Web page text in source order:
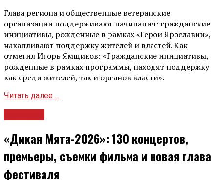
Глава региона и общественные ветеранские
организации поддерживают начинания: гражданские
инициативы, рожденные в рамках «Герои Ярославии»,
накапливают поддержку жителей и властей. Как
отметил Игорь Ямщиков: «Гражданские инициативы,
рожденные в рамках программы, находят поддержку
как среди жителей, так и органов власти».
Читать далее ...
«Дикая Мята-2026»: 130 концертов,
премьеры, съемки фильма и новая глава
фестиваля